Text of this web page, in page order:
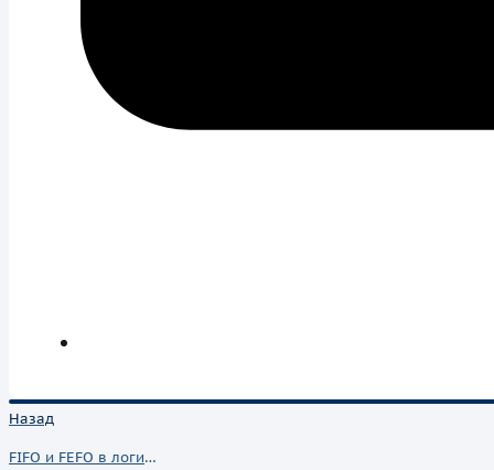
Назад
FIFO и FEFO в логистике